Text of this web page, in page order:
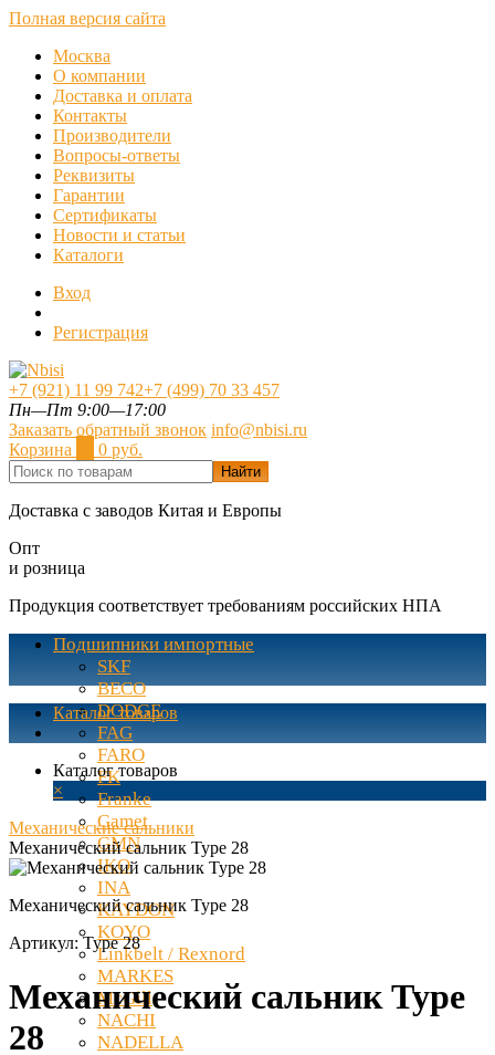
Полная версия сайта
Москва
О компании
Доставка и оплата
Контакты
Производители
Вопросы-ответы
Реквизиты
Гарантии
Сертификаты
Новости и статьи
Каталоги
Вход
Регистрация
+7 (921) 11 99 742+7 (499) 70 33 457
Пн—Пт 9:00—17:00
Заказать обратный звонок info@nbisi.ru
Корзина
0 руб.
Найти
Доставка с заводов Китая и Европы
Опт
и розница
Продукция соответствует требованиям российских НПА
Подшипники импортные
SKF
BECO
DODGE
FAG
FARO
FK
Franke
Gamet
GMN
IKO
INA
KAYDON
KOYO
Linkbelt / Rexnord
MARKES
McGill
NACHI
NADELLA
Каталог товаров
Каталог товаров
×
Механические сальники
Механический сальник Type 28
Механический сальник Type 28
Артикул:Type 28
Механический сальник Type
28